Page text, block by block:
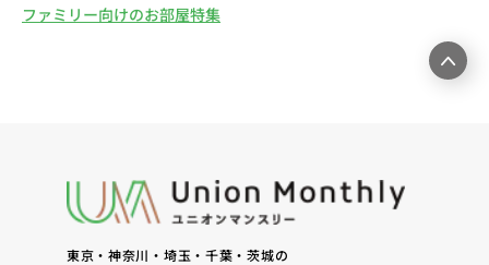
ファミリー向けのお部屋特集
東京・神奈川・埼玉・千葉・茨城の